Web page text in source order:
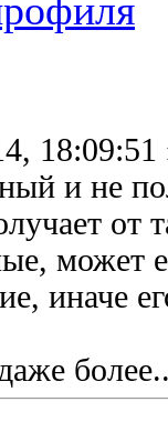
18:09:51
и не
от
может
иначе